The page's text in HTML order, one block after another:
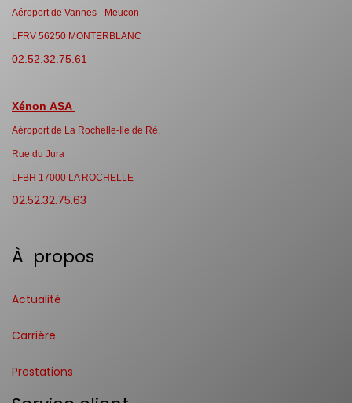
Aéroport de Vannes - Meucon
LFRV 56250 MONTERBLANC
02.52.32.75.61
Xénon ASA
Aéroport de La Rochelle-Ile de Ré,
Rue du Jura
LFBH 17000 LA ROCHELLE
02.52.32.75.63
À propos
Actualité
Carrière
Prestations